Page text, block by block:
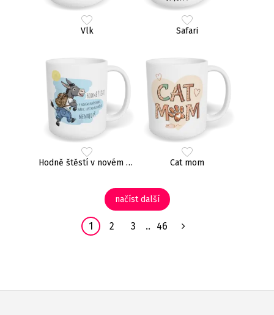
Vlk Safari
Hodně štěstí v novém zaměstnání, zrádce Cat mom
načíst další
1 2 3 .. 46